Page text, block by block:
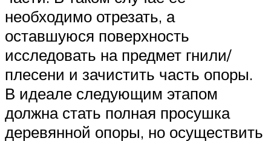
необходимо отрезать, а
оставшуюся поверхность
исследовать на предмет гнили/
плесени и зачистить часть опоры.
В идеале следующим этапом
должна стать полная просушка
деревянной опоры, но осуществить